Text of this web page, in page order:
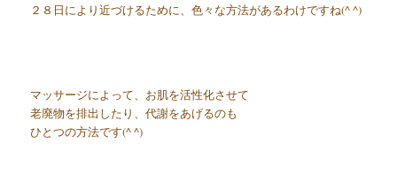
２８日により近づけるために、色々な方法があるわけですね(^ ^)
マッサージによって、お肌を活性化させて
老廃物を排出したり、代謝をあげるのも
ひとつの方法です(^ ^)